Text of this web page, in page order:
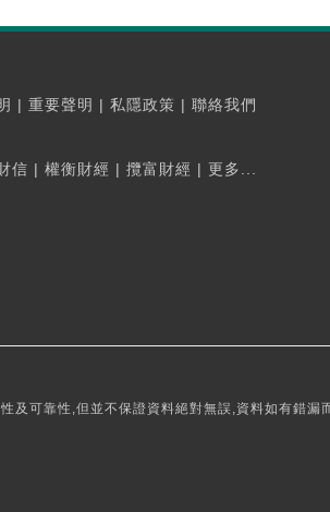
| 重要聲明 | 私隱政策 | 聯絡我們
信 | 權衡財經 | 攬富財經 | 更多...
可靠性,但並不保證資料絕對無誤,資料如有錯漏